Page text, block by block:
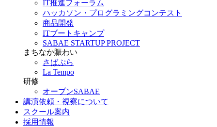
IT推進フォーラム
ハッカソン・プログラミングコンテスト
商品開発
ITブートキャンプ
SABAE STARTUP PROJECT
まちなか賑わい
さばぷら
La Tempo
研修
オープンSABAE
講演依頼・視察について
スクール案内
採用情報